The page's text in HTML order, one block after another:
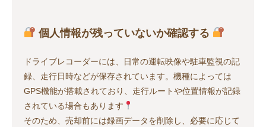
個人情報が残っていないか確認する
ドライブレコーダーには、日常の運転映像や駐車監視の記
録、走行日時などが保存されています。機種によっては
GPS機能が搭載されており、走行ルートや位置情報が記録
されている場合もあります
そのため、売却前には録画データを削除し、必要に応じて